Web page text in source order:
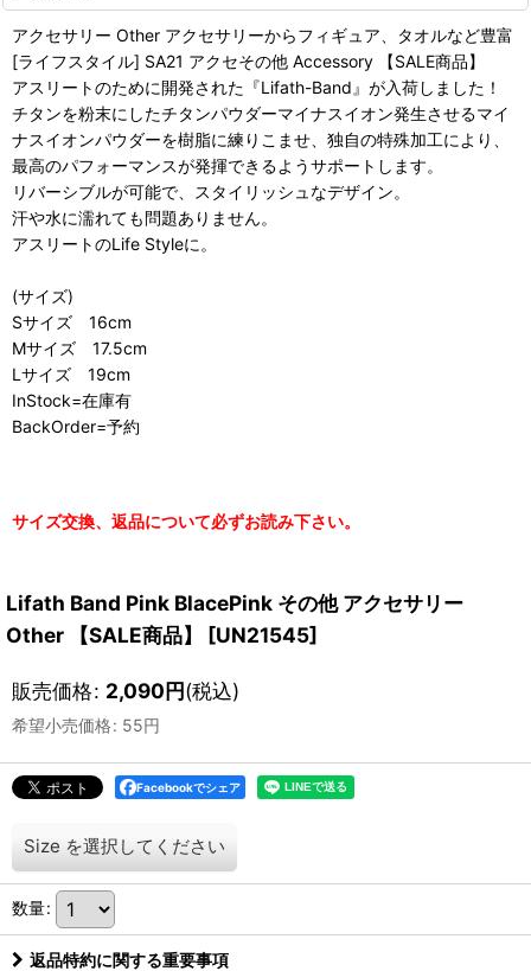
アクセサリー Other アクセサリーからフィギュア、タオルなど豊富
[ライフスタイル] SA21 アクセその他 Accessory 【SALE商品】
アスリートのために開発された『Lifath-Band』が入荷しました！
チタンを粉末にしたチタンパウダーマイナスイオン発生させるマイ
ナスイオンパウダーを樹脂に練りこませ、独自の特殊加工により、
最高のパフォーマンスが発揮できるようサポートします。
リバーシブルが可能で、スタイリッシュなデザイン。
汗や水に濡れても問題ありません。
アスリートのLife Styleに。
(サイズ)
Sサイズ 16cm
Mサイズ 17.5cm
Lサイズ 19cm
InStock=在庫有
BackOrder=予約
サイズ交換、返品について必ずお読み下さい。
Lifath Band Pink BlacePink その他 アクセサリー
Other 【SALE商品】
[UN21545]
販売価格: 2,090円(税込)
希望小売価格: 55円
Facebookでシェア
Size を選択してください
数量:
返品特約に関する重要事項